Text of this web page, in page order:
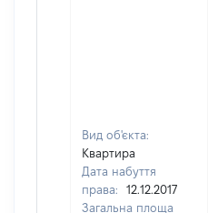
Вид об'єкта:
Квартира
Дата набуття
права:
12.12.2017
Загальна площа